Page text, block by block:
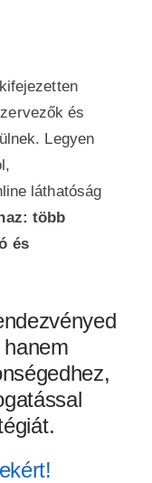
és
Legyen
láthatóság
több
és